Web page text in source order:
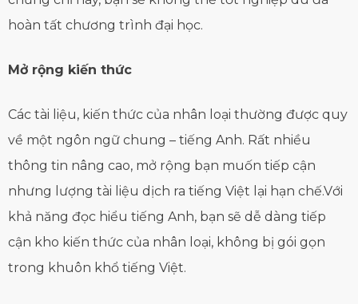
hoàn tất chương trình đại học.
Mở rộng kiến thức
Các tài liệu, kiến thức của nhân loại thường được quy
về một ngôn ngữ chung – tiếng Anh. Rất nhiều
thông tin nâng cao, mở rộng bạn muốn tiếp cận
nhưng lượng tài liệu dịch ra tiếng Việt lại hạn chế.Với
khả năng đọc hiểu tiếng Anh, bạn sẽ dễ dàng tiếp
cận kho kiến thức của nhân loại, không bị gói gọn
trong khuôn khổ tiếng Việt.